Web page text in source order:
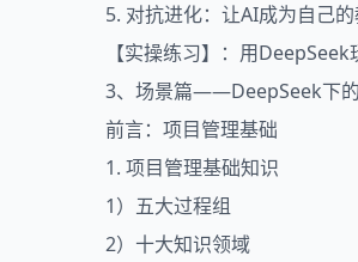
5. 对抗进化：让AI成为自己
【实操练习】：用DeepSeek
3、场景篇——DeepSeek下
前言：项目管理基础
1. 项目管理基础知识
1）五大过程组
2）十大知识领域